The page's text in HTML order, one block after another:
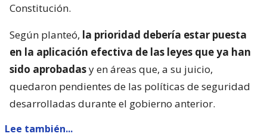
Constitución.
Según planteó, la prioridad debería estar puesta
en la aplicación efectiva de las leyes que ya han
sido aprobadasy en áreas que, a su juicio,
quedaron pendientes de las políticas de seguridad
desarrolladas durante el gobierno anterior.
Lee también...